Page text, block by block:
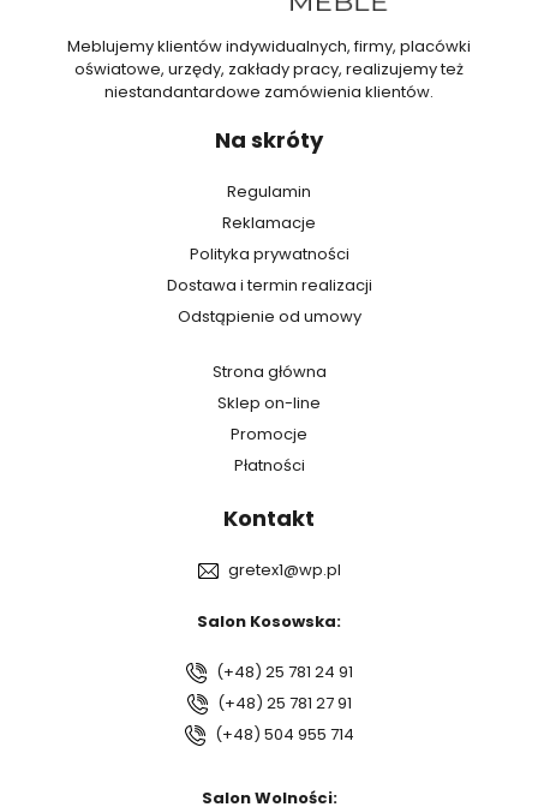
Meblujemy klientów indywidualnych, firmy, placówki
oświatowe, urzędy, zakłady pracy, realizujemy też
niestandantardowe zamówienia klientów.
Na skróty
Regulamin
Reklamacje
Polityka prywatności
Dostawa i termin realizacji
Odstąpienie od umowy
Strona główna
Sklep on-line
Promocje
Płatności
Kontakt
gretex1@wp.pl
Salon Kosowska:
(+48) 25 781 24 91
(+48) 25 781 27 91
(+48) 504 955 714
Salon Wolności: